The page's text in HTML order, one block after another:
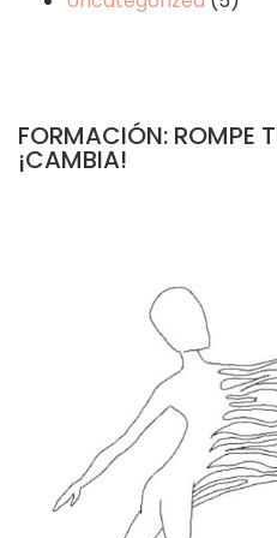
FORMACIÓN: ROMPE
¡CAMBIA!